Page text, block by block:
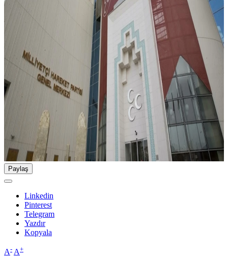
Paylaş
Linkedin
Pinterest
Telegram
Yazdır
Kopyala
A- A+